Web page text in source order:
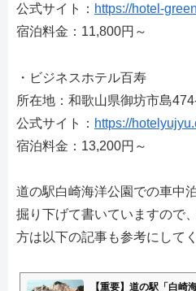
公式サイト： https://hotel-
宿泊料金：11,800円～
・ビジネスホテル百寿
所在地：和歌山県御坊市島
公式サイト： https://
宿泊料金：13,200円～
道の駅白崎海洋公園での車中
掘り下げて書いていますので
方は以下の記事も参考にして
【重要】道の駅「白崎